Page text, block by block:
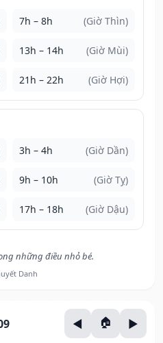
7h – 8h (Giờ Thìn)
13h – 14h (Giờ Mùi)
21h – 22h (Giờ Hợi)
3h – 4h (Giờ Dần)
9h – 10h (Giờ Tỵ)
17h – 18h (Giờ Dậu)
những điều nhỏ bé.
Danh